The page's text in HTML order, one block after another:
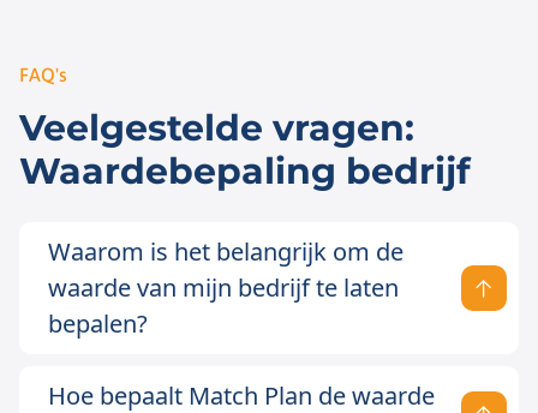
FAQ's
Veelgestelde vragen:
Waardebepaling bedrijf
Waarom is het belangrijk om de
waarde van mijn bedrijf te laten
bepalen?
Hoe bepaalt Match Plan de waarde